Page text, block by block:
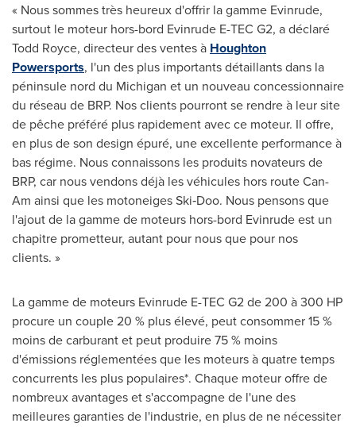
« Nous sommes très heureux d'offrir la gamme Evinrude,
surtout le moteur hors-bord Evinrude E-TEC G2, a déclaré
Todd Royce, directeur des ventes à Houghton
Powersports, l'un des plus importants détaillants dans la
péninsule nord du Michigan et un nouveau concessionnaire
du réseau de BRP. Nos clients pourront se rendre à leur site
de pêche préféré plus rapidement avec ce moteur. Il offre,
en plus de son design épuré, une excellente performance à
bas régime. Nous connaissons les produits novateurs de
BRP, car nous vendons déjà les véhicules hors route Can-
Am ainsi que les motoneiges Ski‑Doo. Nous pensons que
l'ajout de la gamme de moteurs hors-bord Evinrude est un
chapitre prometteur, autant pour nous que pour nos
clients. »
La gamme de moteurs Evinrude E-TEC G2 de 200 à 300 HP
procure un couple 20 % plus élevé, peut consommer 15 %
moins de carburant et peut produire 75 % moins
d'émissions réglementées que les moteurs à quatre temps
concurrents les plus populaires*. Chaque moteur offre de
nombreux avantages et s'accompagne de l'une des
meilleures garanties de l'industrie, en plus de ne nécessiter